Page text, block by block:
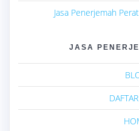
Jasa Penerjemah
JASA